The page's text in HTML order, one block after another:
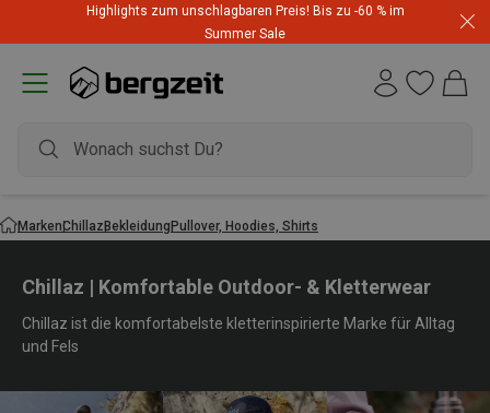
Highlights zum unschlagbaren Preis! Bis zu -60 % im
Summer Sale
MarkenChillazBekleidungPullover, Hoodies, Shirts
Chillaz | Komfortable Outdoor- & Kletterwear
Chillaz ist die komfortabelste kletterinspirierte Marke für Alltag
und Fels